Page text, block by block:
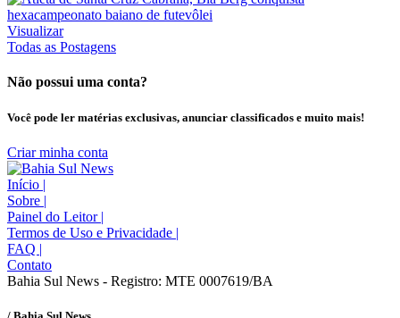
Visualizar
Todas as Postagens
Não possui uma conta?
Você pode ler matérias exclusivas, anunciar classificados e muito mais!
Criar minha conta
Início |
Sobre |
Painel do Leitor |
Termos de Uso e Privacidade |
FAQ |
Contato
Bahia Sul News - Registro: MTE 0007619/BA